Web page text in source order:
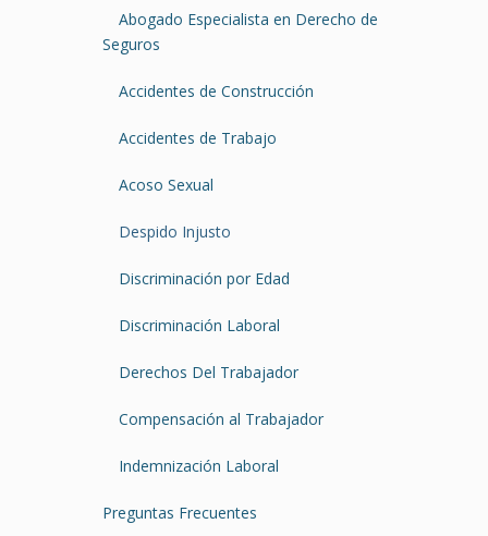
Abogado Especialista en Derecho de
Seguros
Accidentes de Construcción
Accidentes de Trabajo
Acoso Sexual
Despido Injusto
Discriminación por Edad
Discriminación Laboral
Derechos Del Trabajador
Compensación al Trabajador
Indemnización Laboral
Preguntas Frecuentes